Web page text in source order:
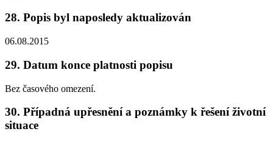
28. Popis byl naposledy aktualizován
06.08.2015
29. Datum konce platnosti popisu
Bez časového omezení.
30. Případná upřesnění a poznámky k řešení životní
situace